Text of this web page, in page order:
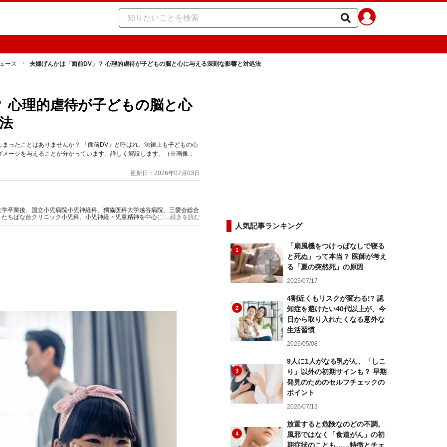
ース 夫婦げんかは「面前DV」？ 心理的虐待が子どもの脳と心に与える深刻な影響と対処法
心理的虐待が子どもの脳と心
ったことはありませんか？ 「面前DV」と呼ばれ、法律上も子どもの心
ージを与えることが分かっています。詳しく解説します。（※画像：
更新日：2026年07月03日
卒業後、国立小児病院小児神経科、獨協医科大学越谷病院、三愛会総合
ちばな台クリニック小児科。小児神経・児童精神を中心に診療に従事し
...続きを読む
人気記事ランキング
1
「扇風機をつけっぱなしで寝る
と死ぬ」って本当？ 医師が考え
る「夏の突然死」の原因
2025/07/17
2
4割近くもリスクが変わる!? 認
知症を避けたい40代以上が、今
日から取り入れたくなる意外な
生活習慣
2026/05/08
3
9人に1人がなる乳がん、「しこ
り」以外の初期サインも？ 早期
発見のためのセルフチェックの
ポイント
2026/07/13
4
放置すると危険なのどの不調。
風邪ではなく「食道がん」の初
期症状のことも……特徴とチェ